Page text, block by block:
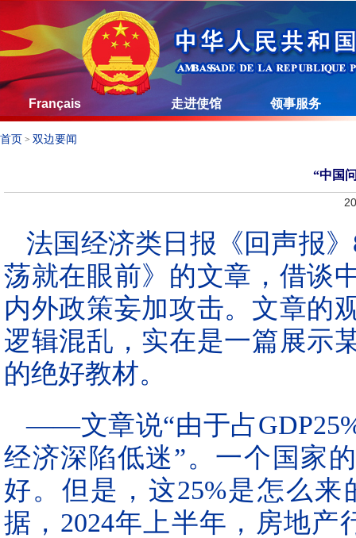
Français 走进使馆 领事服务
首页 > 双边要闻
“中国
法国经济类日报《回声报
荡就在眼前》的文章，借谈
内外政策妄加攻击。文章的
逻辑混乱，实在是一篇展示
的绝好教材。
——文章说“由于占
经济深陷低迷”。一个国家
好。但是，这25%是怎么
据，2024年上半年，房地产